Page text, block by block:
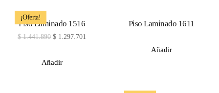
¡Oferta!
Piso Laminado 1516
$1.441.890 $ 1.297.701
Añadir
Piso Laminado 1611
Añadir